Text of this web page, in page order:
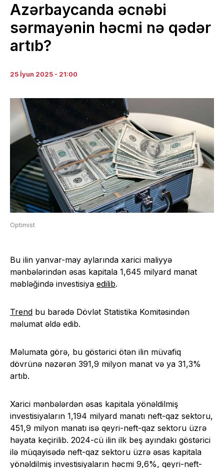
Azərbaycanda əcnəbi
sərmayənin həcmi nə qədər
artıb?
25 İyun 2025 - 21:00
Optimist
Bu ilin yanvar-may aylarında xarici maliyyə
mənbələrindən əsas kapitala 1,645 milyard manat
məbləğində investisiya edilib.
Trend bu barədə Dövlət Statistika Komitəsindən
məlumat əldə edib.
Məlumata görə, bu göstərici ötən ilin müvafiq
dövrünə nəzərən 391,9 milyon manat və ya 31,3%
artıb.
Xarici mənbələrdən əsas kapitala yönəldilmiş
investisiyaların 1,194 milyard manatı neft-qaz sektoru,
451,9 milyon manatı isə qeyri-neft-qaz sektoru üzrə
həyata keçirilib. 2024-cü ilin ilk beş ayındakı göstərici
ilə müqayisədə neft-qaz sektoru üzrə əsas kapitala
yönəldilmiş investisiyaların həcmi 9,6%, qeyri-neft-